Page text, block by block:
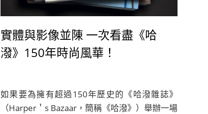
實體與影像並陳 一次看盡《哈
潑》150年時尚風華！
如果要為擁有超過150年歷史的《哈潑雜誌》
（Harper＇s Bazaar，簡稱《哈潑》）舉辦一場